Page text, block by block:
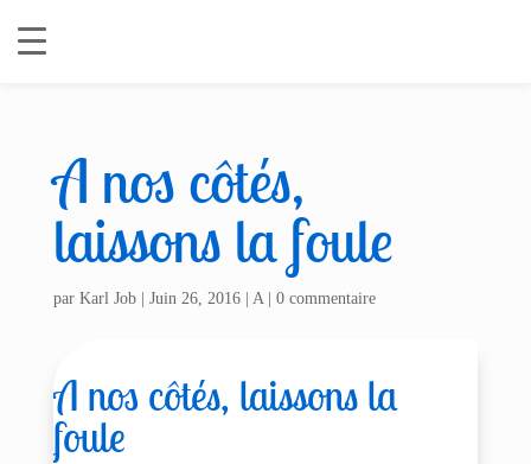
A nos côtés,
laissons la foule
par Karl Job| Juin 26, 2016| A| 0 commentaire
A nos côtés, laissons la
foule